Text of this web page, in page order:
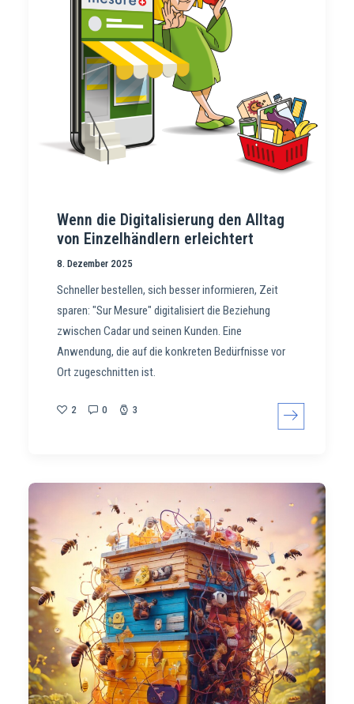
Wenn die Digitalisierung den Alltag
von Einzelhändlern erleichtert
8. Dezember 2025
Schneller bestellen, sich besser informieren, Zeit
sparen: "Sur Mesure" digitalisiert die Beziehung
zwischen Cadar und seinen Kunden. Eine
Anwendung, die auf die konkreten Bedürfnisse vor
Ort zugeschnitten ist.
2 0 3